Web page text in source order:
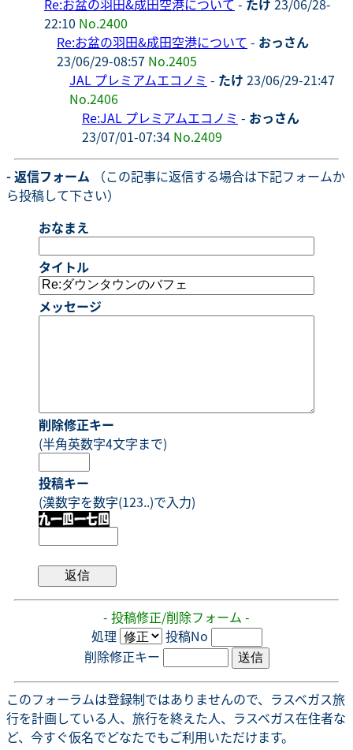
Re:お盆の羽田&成田空港について - たけ 23/06/28-
22:10 No.2400
Re:お盆の羽田&成田空港について - おっさん
23/06/29-08:57 No.2405
JAL プレミアムエコノミ - たけ 23/06/29-21:47
No.2406
Re:JAL プレミアムエコノミ - おっさん
23/07/01-07:34 No.2409
- 返信フォーム （この記事に返信する場合は下記フォームか
ら投稿して下さい）
おなまえ
タイトル
メッセージ
削除修正キー
(半角英数字4文字まで)
投稿キー
(漢数字を数字(123..)で入力)
- 投稿修正/削除フォーム -
処理
投稿No
削除修正キー
このフォーラムは登録制ではありませんので、ラスベガス旅
行を計画している人、旅行を終えた人、ラスベガス在住者な
ど、今すぐ仮名でどなたでもご利用いただけます。